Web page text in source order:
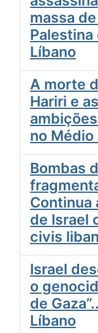
massa
Palestina
Líbano
A morte
Hariri e as
no Médio
Bombas
Continua
de Israel
civis
Israel
o
de
Líbano